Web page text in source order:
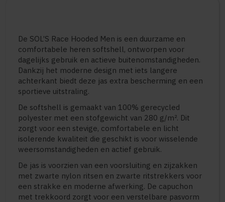
De SOL’S Race Hooded Men is een duurzame en
comfortabele heren softshell, ontworpen voor
dagelijks gebruik en actieve buitenomstandigheden.
Dankzij het moderne design met iets langere
achterkant biedt deze jas extra bescherming en een
sportieve uitstraling.
De softshell is gemaakt van 100% gerecycled
polyester met een stofgewicht van 280 g/m². Dit
zorgt voor een stevige, comfortabele en licht
isolerende kwaliteit die geschikt is voor wisselende
weersomstandigheden en actief gebruik.
De jas is voorzien van een voorsluiting en zijzakken
met zwarte nylon ritsen en zwarte ritstrekkers voor
een strakke en moderne afwerking. De capuchon
met trekkoord zorgt voor een verstelbare pasvorm